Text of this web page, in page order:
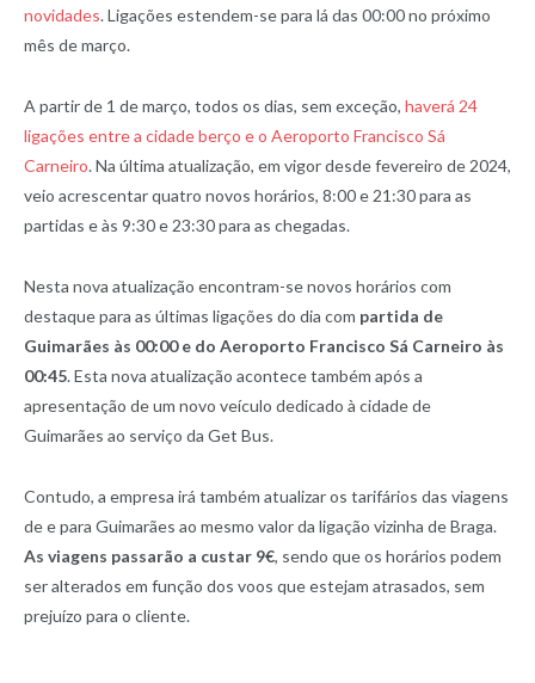
novidades. Ligações estendem-se para lá das 00:00 no próximo
mês de março.
A partir de 1 de março, todos os dias, sem exceção, haverá 24
ligações entre a cidade berço e o Aeroporto Francisco Sá
Carneiro. Na última atualização, em vigor desde fevereiro de 2024,
veio acrescentar quatro novos horários, 8:00 e 21:30 para as
partidas e às 9:30 e 23:30 para as chegadas.
Nesta nova atualização encontram-se novos horários com
destaque para as últimas ligações do dia com partida de
Guimarães às 00:00 e do Aeroporto Francisco Sá Carneiro às
00:45. Esta nova atualização acontece também após a
apresentação de um novo veículo dedicado à cidade de
Guimarães ao serviço da Get Bus.
Contudo, a empresa irá também atualizar os tarifários das viagens
de e para Guimarães ao mesmo valor da ligação vizinha de Braga.
As viagens passarão a custar 9€, sendo que os horários podem
ser alterados em função dos voos que estejam atrasados, sem
prejuízo para o cliente.